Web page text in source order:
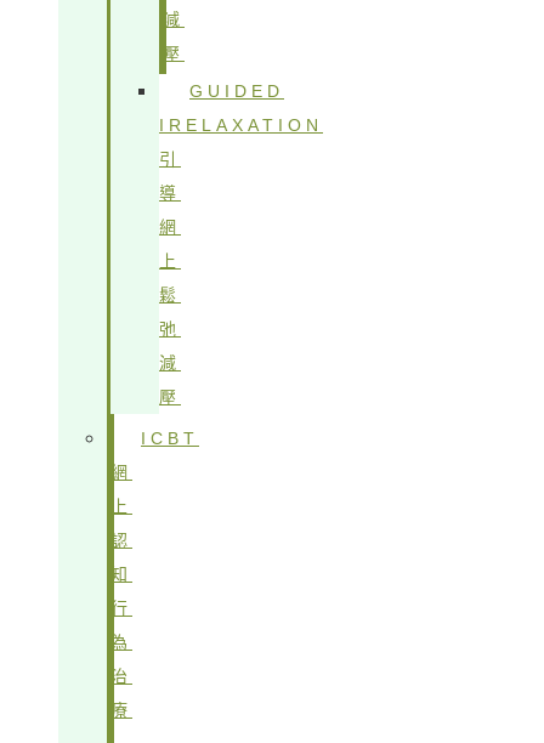
減
壓
GUIDED
IRELAXATION
引
導
網
上
鬆
弛
減
壓
ICBT
網
上
認
知
行
為
治
療